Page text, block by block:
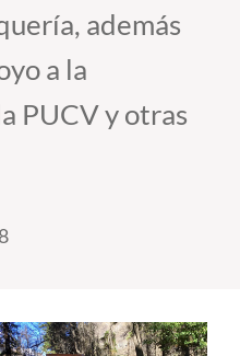
además
a la
PUCV y otras